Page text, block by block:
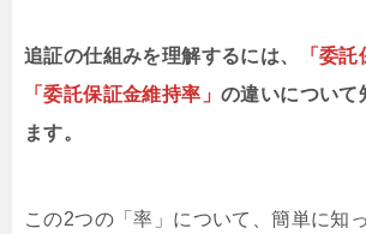
追証の仕組みを理解するには、 「委託
「委託保証金維持率」 の違いについて
ます。
この2つの「率」について、簡単に知